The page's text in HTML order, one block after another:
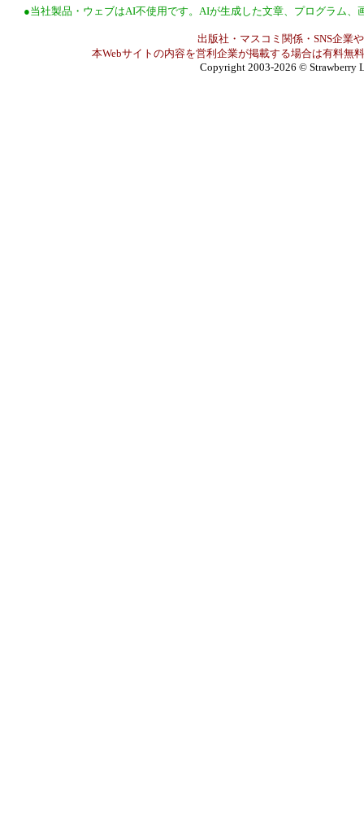
●当社製品・ウェブはAI不使用です。AIが生成した文章、プログラム
出版社・マスコミ関係・SNS企業
本Webサイトの内容を営利企業が掲載する場合は有料無
Copyright 2003-2026 © Strawberry